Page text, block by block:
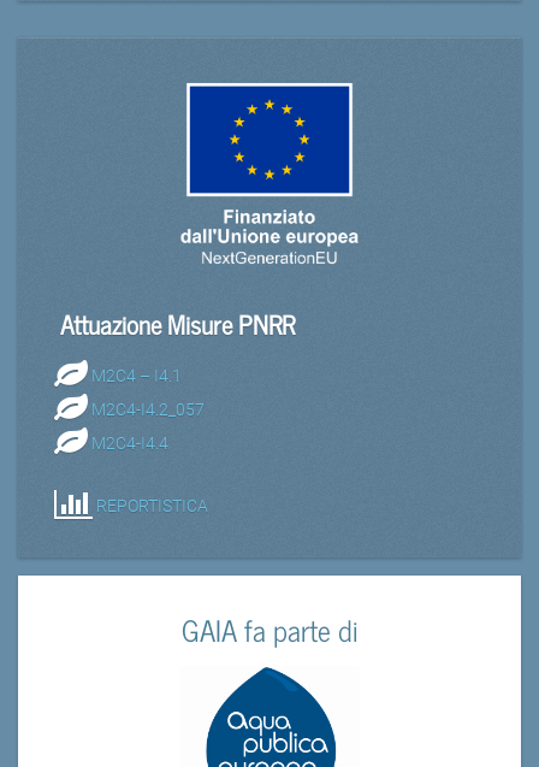
Attuazione Misure PNRR
M2C4 – I4.1
M2C4-I4.2_057
M2C4-I4.4
REPORTISTICA
GAIA fa parte di